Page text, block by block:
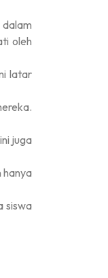
oleh
latar
juga
hanya
siswa